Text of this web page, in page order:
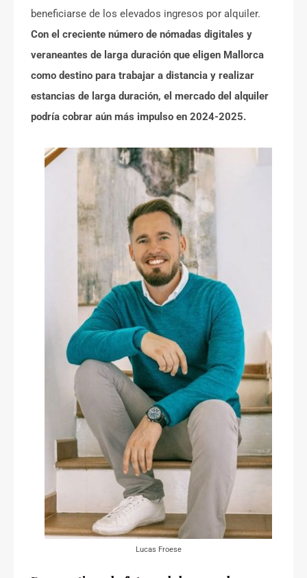
beneficiarse de los elevados ingresos por alquiler.
Con el creciente número de nómadas digitales y
veraneantes de larga duración que eligen Mallorca
como destino para trabajar a distancia y realizar
estancias de larga duración, el mercado del alquiler
podría cobrar aún más impulso en 2024-2025.
Lucas Froese